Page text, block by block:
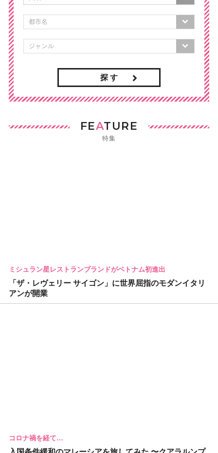
探 す
FEATURE
特集
ミシュラン星レストランブランドがベトナム初進出
「ザ・レヴェリー サイゴン」に世界屈指のモダンイタリ
アンが開業
コロナ禍を経て…